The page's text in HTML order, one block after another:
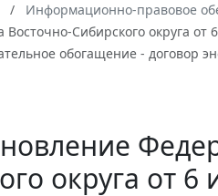
Информационно-правовое
Восточно-Сибирского округа
обогащение - договор
округа от